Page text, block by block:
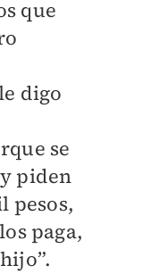
que
digo
se
piden
pesos,
paga,